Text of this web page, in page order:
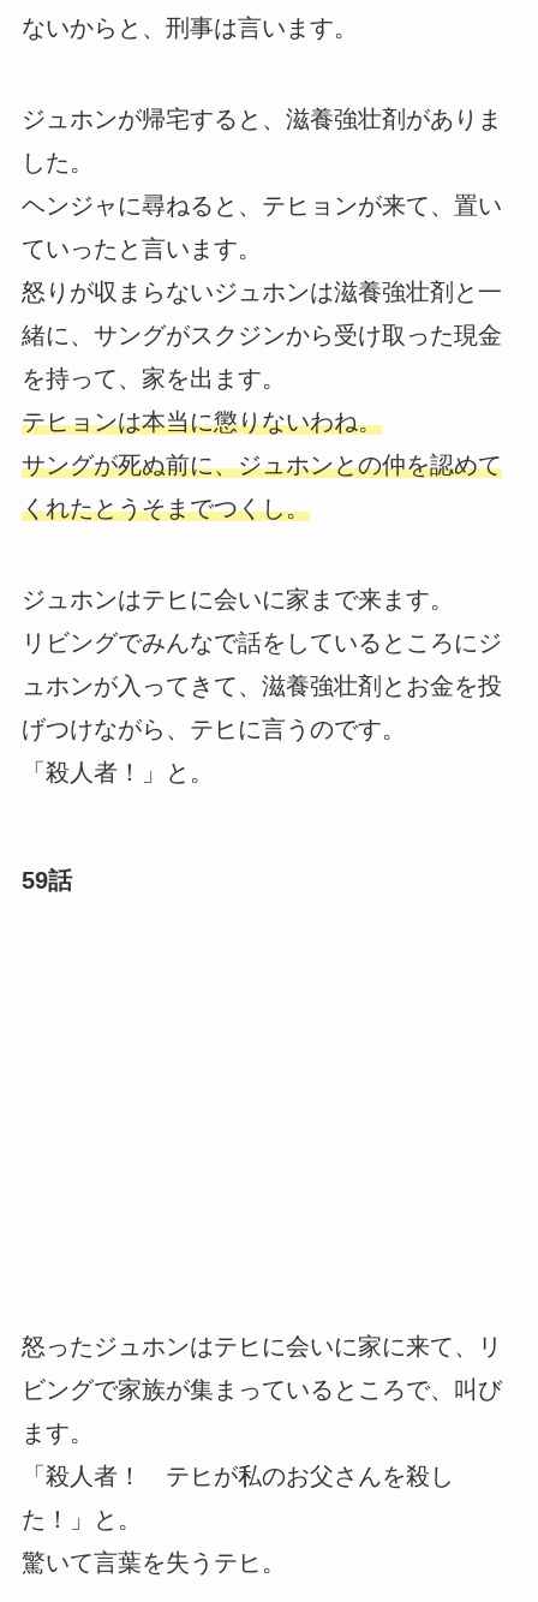
ないからと、刑事は言います。
ジュホンが帰宅すると、滋養強壮剤がありま
した。
ヘンジャに尋ねると、テヒョンが来て、置い
ていったと言います。
怒りが収まらないジュホンは滋養強壮剤と一
緒に、サングがスクジンから受け取った現金
を持って、家を出ます。
テヒョンは本当に懲りないわね。
サングが死ぬ前に、ジュホンとの仲を認めて
くれたとうそまでつくし。
ジュホンはテヒに会いに家まで来ます。
リビングでみんなで話をしているところにジ
ュホンが入ってきて、滋養強壮剤とお金を投
げつけながら、テヒに言うのです。
「殺人者！」と。
59話
怒ったジュホンはテヒに会いに家に来て、リ
ビングで家族が集まっているところで、叫び
ます。
「殺人者！ テヒが私のお父さんを殺し
た！」と。
驚いて言葉を失うテヒ。